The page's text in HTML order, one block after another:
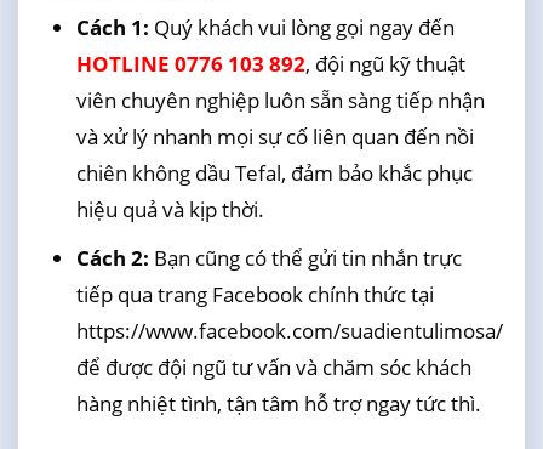
Cách 1: Quý khách vui lòng gọi ngay đến
HOTLINE 0776 103 892, đội ngũ kỹ thuật
viên chuyên nghiệp luôn sẵn sàng tiếp nhận
và xử lý nhanh mọi sự cố liên quan đến nồi
chiên không dầu Tefal, đảm bảo khắc phục
hiệu quả và kịp thời.
Cách 2: Bạn cũng có thể gửi tin nhắn trực
tiếp qua trang Facebook chính thức tại
https://www.facebook.com/suadientulimosa/
để được đội ngũ tư vấn và chăm sóc khách
hàng nhiệt tình, tận tâm hỗ trợ ngay tức thì.